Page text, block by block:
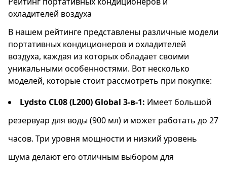
функцией увлажнения, но также способно
осуществлять охлаждение воздуха. Оно
компактное, удобно устанавливается как на
стол, так и на пол, оснащено индикацией
работы, регулировкой скорости вентилятора
и направления воздушного потока.
Управление устройством механическое, а его
потребляемая мощность составляет 5 Вт.
охладителей воздуха
В нашем рейтинге представлены различные модели
портативных кондиционеров и охладителей
воздуха, каждая из которых обладает своими
уникальными особенностями. Вот несколько
моделей, которые стоит рассмотреть при покупке:
Lydsto CL08 (L200) Global 3-в-1: Имеет большой
резервуар для воды (900 мл) и может работать до 27
часов. Три уровня мощности и низкий уровень
шума делают его отличным выбором для